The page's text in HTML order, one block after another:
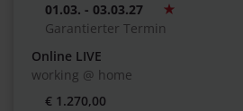
01.03. - 03.03.27
Garantierter Termin
Online LIVE
working @ home
€ 1.270,00